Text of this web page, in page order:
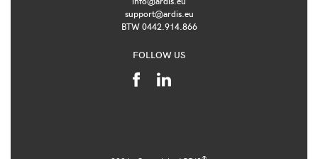
support@ardis.eu
BTW 0442.914.866
FOLLOW US